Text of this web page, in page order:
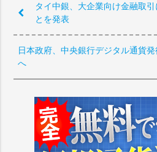
タイ中銀、大企業向け金融取
とを発表
日本政府、中央銀行デジタル通貨
へ